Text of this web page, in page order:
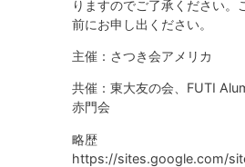
りますのでご了承ください。
前にお申し出ください。
主催：さつき会アメリカ
共催：東大友の会、FUTI
赤門会
略歴
https://sites.google.com/